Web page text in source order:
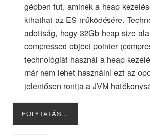
gépben fut, aminek a heap
kihathat az ES működésére.
adottság, hogy 32Gb heap size
compressed object pointer
technológiát használ a heap
már nem lehet használni ezt az
jelentősen rontja a JVM
FOLYTATÁS…